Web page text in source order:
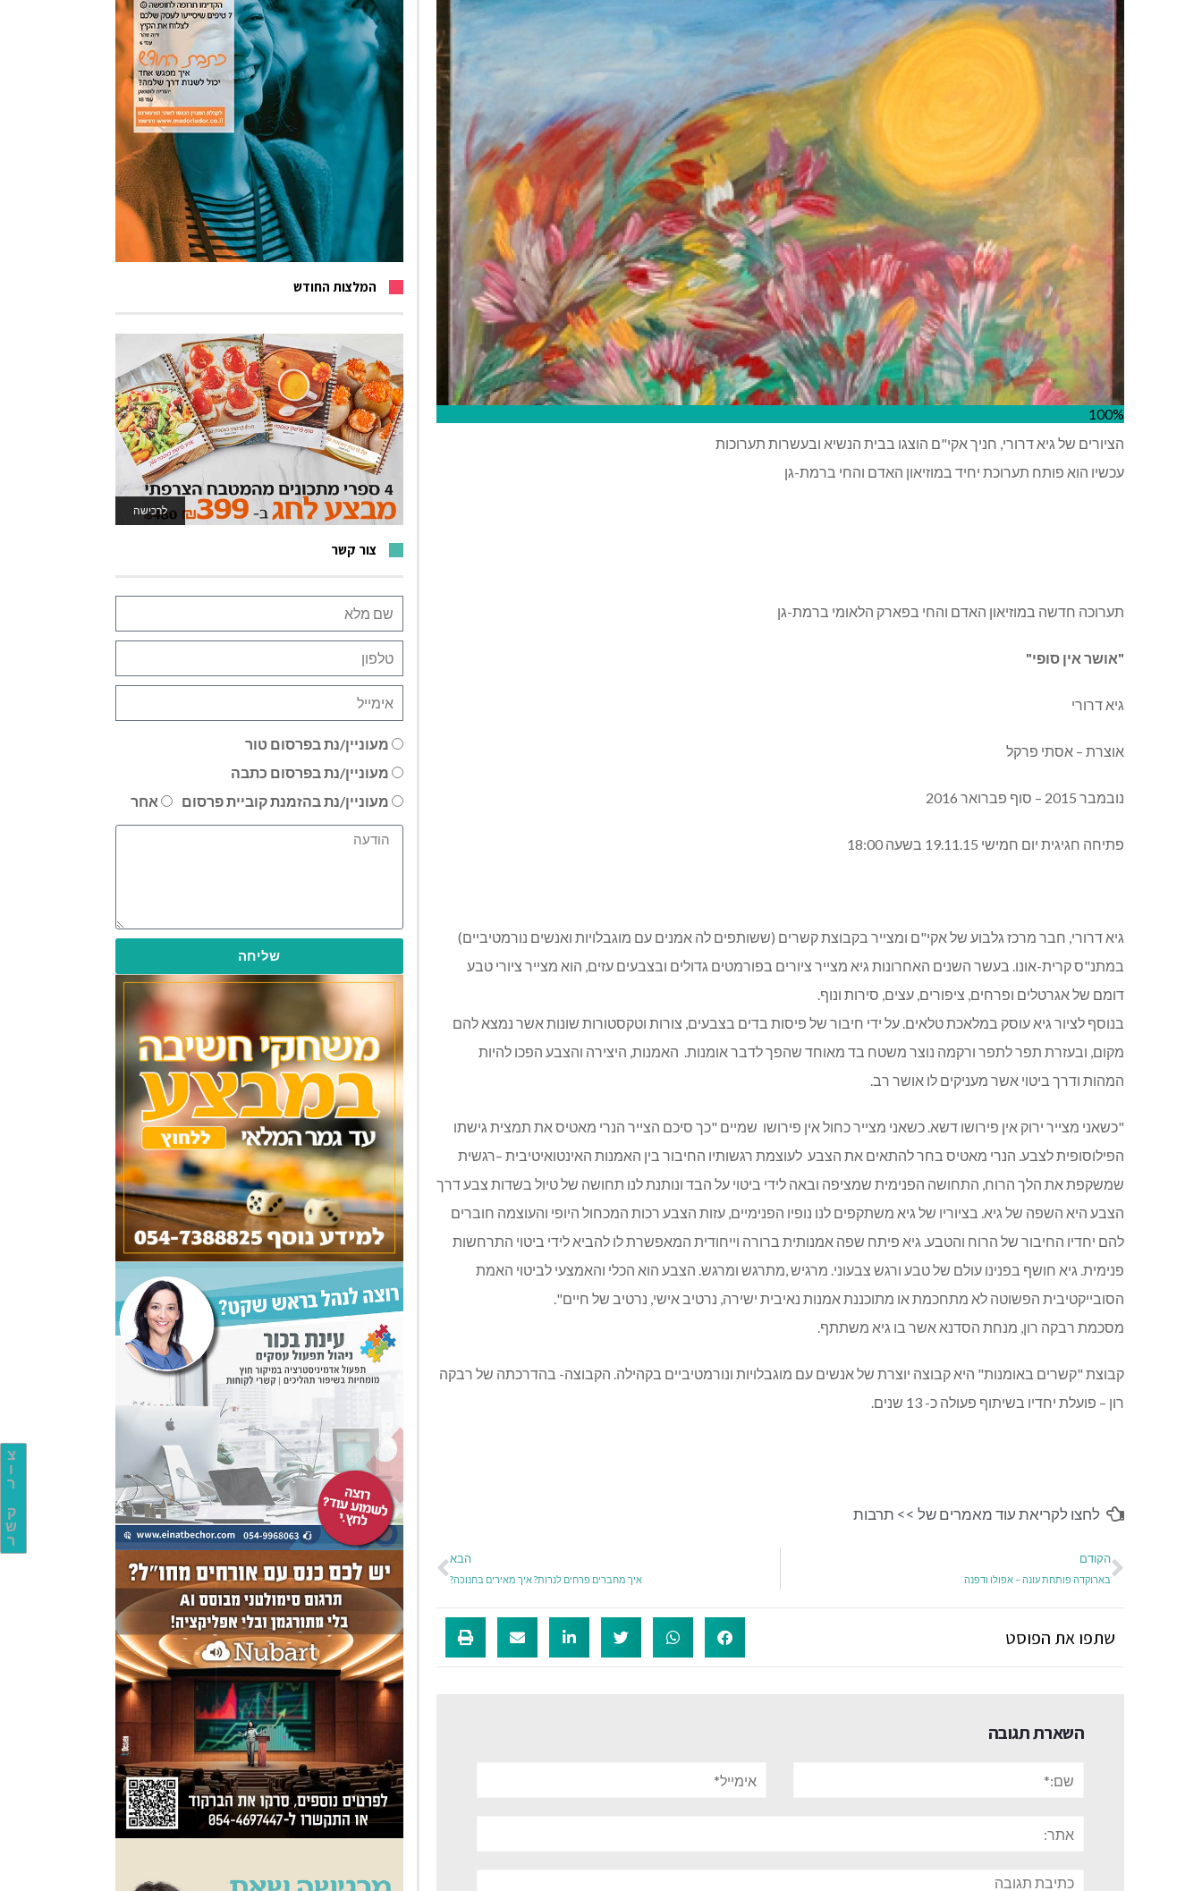
צ
ו
ר
ק
ש
ר
100%
הציורים של גיא דרורי, חניך אקי"ם הוצגו בבית הנשיא ובעשרות תערוכות
עכשיו הוא פותח תערוכת יחיד במוזיאון האדם והחי ברמת-גן
תערוכה חדשה במוזיאון האדם והחי בפארק הלאומי ברמת-גן
"אושר אין סופי"
גיא דרורי
אוצרת – אסתי פרקל
נובמבר 2015 – סוף פברואר 2016
פתיחה חגיגית יום חמישי 19.11.15 בשעה 18:00
גיא דרורי, חבר מרכז גלבוע של אקי"ם ומצייר בקבוצת קשרים (ששותפים לה אמנים עם מוגבלויות ואנשים נורמטיביים)
במתנ"ס קרית-אונו. בעשר השנים האחרונות גיא מצייר ציורים בפורמטים גדולים ובצבעים עזים, הוא מצייר ציורי טבע
דומם של אגרטלים ופרחים, ציפורים, עצים, סירות ונוף.
בנוסף לציור גיא עוסק במלאכת טלאים. על ידי חיבור של פיסות בדים בצבעים, צורות וטקסטורות שונות אשר נמצא להם
מקום, ובעזרת תפר לתפר ורקמה נוצר משטח בד מאוחד שהפך לדבר אומנות. האמנות, היצירה והצבע הפכו להיות
המהות ודרך ביטוי אשר מעניקים לו אושר רב.
"כשאני מצייר ירוק אין פירושו דשא. כשאני מצייר כחול אין פירושו שמיים "כך סיכם הצייר הנרי מאטיס את תמצית גישתו
הפילוסופית לצבע. הנרי מאטיס בחר להתאים את הצבע לעוצמת רגשותיו החיבור בין האמנות האינטואיטיבית –רגשית
שמשקפת את הלך הרוח, התחושה הפנימית שמציפה ובאה לידי ביטוי על הבד ונותנת לנו תחושה של טיול בשדות צבע דרך
הצבע היא השפה של גיא. בציוריו של גיא משתקפים לנו נופיו הפנימיים, עזות הצבע רכות המכחול היופי והעוצמה חוברים
להם יחדיו החיבור של הרוח והטבע. גיא פיתח שפה אמנותית ברורה וייחודית המאפשרת לו להביא לידי ביטוי התרחשות
פנימית. גיא חושף בפנינו עולם של טבע ורגש צבעוני. מרגיש ,מתרגש ומרגש. הצבע הוא הכלי והאמצעי לביטוי האמת
הסובייקטיבית הפשוטה לא מתחכמת או מתוכננת אמנות נאיבית ישירה, נרטיב אישי, נרטיב של חיים".
מסכמת רבקה רון, מנחת הסדנא אשר בו גיא משתתף.
קבוצת "קשרים באומנות" היא קבוצה יוצרת של אנשים עם מוגבלויות ונורמטיביים בקהילה. הקבוצה- בהדרכתה של רבקה
רון – פועלת יחדיו בשיתוף פעולה כ- 13 שנים.
לחצו לקריאת עוד מאמרים של >> תרבות
הקודם
בארוקדה פותחת עונה – אפולו ודפנה
הבא
איך מחברים פרחים לנרות? איך מאירים בחנוכה?
שתפו את הפוסט
השארת תגובה
תגובה
המלצות החודש
לרכישה
לאתר המשחקים
צור קשר
מעוניין/נת בפרסום טור
מעוניין/נת בפרסום כתבה
מעוניין/נת בהזמנת קוביית פרסום
אחר
שליחה